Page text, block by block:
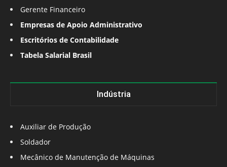
Gerente Financeiro
Empresas de Apoio Administrativo
Escritórios de Contabilidade
Tabela Salarial Brasil
Indústria
Auxiliar de Produção
Soldador
Mecânico de Manutenção de Máquinas